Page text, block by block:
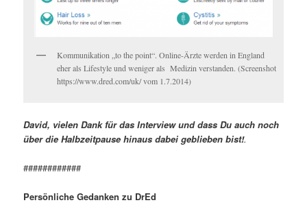
Kommunikation „to the point“. Online-Ärzte werden in England
eher als Lifestyle und weniger als Medizin verstanden. (Screenshot
https://www.dred.com/uk/ vom 1.7.2014)
David, vielen Dank für das Interview und dass Du auch noch
über die Halbzeitpause hinaus dabei geblieben bist!.
############
Persönliche Gedanken zu DrEd